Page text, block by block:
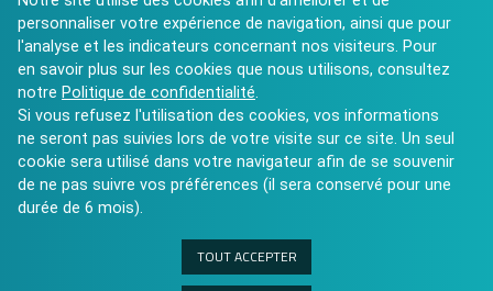
Aires de pique nique
Art contemporain : Château de St Auvent
Calendrier des Manifestations 2025
personnaliser votre expérience de navigation, ainsi que pour
l'analyse et les indicateurs concernant nos visiteurs. Pour
en savoir plus sur les cookies que nous utilisons, consultez
notre Politique de confidentialité.
Si vous refusez l'utilisation des cookies, vos informations
ne seront pas suivies lors de votre visite sur ce site. Un seul
cookie sera utilisé dans votre navigateur afin de se souvenir
de ne pas suivre vos préférences (il sera conservé pour une
durée de 6 mois).
TOUT ACCEPTER